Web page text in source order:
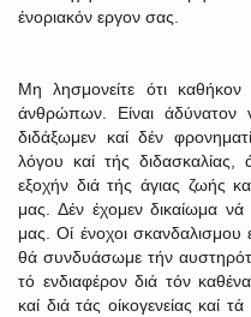
ένοριακόν εργον σας.
Μη λησμονείτε ότι
άνθρώπων. Είναι άδύνατον
διδάξωμεν καί δέν
λόγου καί τής
εξοχήν διά τής άγιας ζωής
μας. Δέν έχομεν δικαίωμα
μας. Οί ένοχοι σκανδαλισμου
θά συνδυάσωμε τήν
τό ενδιαφέρον διά τόν
καί διά τάς οίκογενείας καί